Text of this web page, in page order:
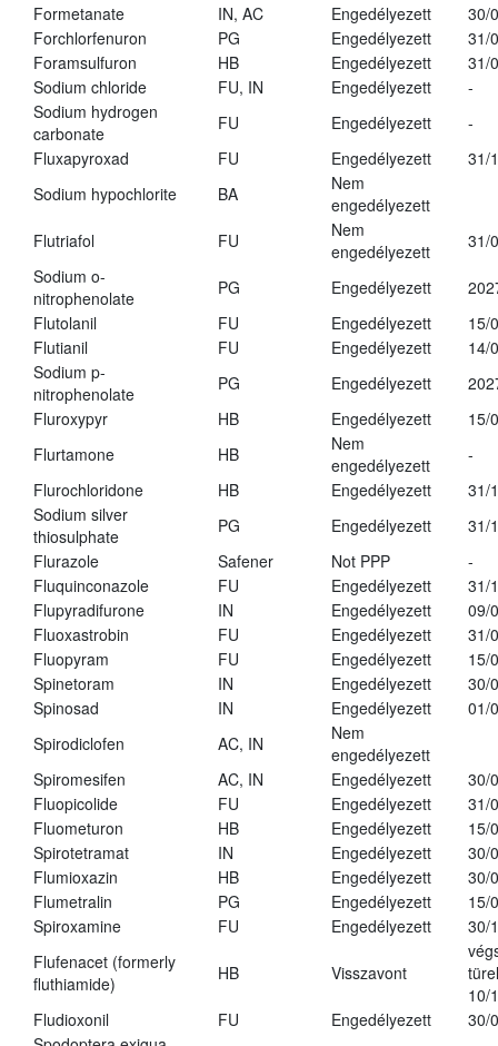
Formetanate
IN, AC Engedélyezett
30/
Forchlorfenuron
PG Engedélyezett
31/
Foramsulfuron
HB Engedélyezett
31/
Sodium chloride
FU, IN Engedélyezett
-
Sodium hydrogen
carbonate
FU Engedélyezett
-
Fluxapyroxad
FU Engedélyezett
31/
Sodium hypochlorite
BA
Nem
engedélyezett
Flutriafol
FU
Nem
engedélyezett
31/
Sodium o-
nitrophenolate
PG Engedélyezett
Flutolanil
FU Engedélyezett
15/
Flutianil
FU Engedélyezett
14/
Sodium p-
nitrophenolate
PG Engedélyezett
Fluroxypyr
HB Engedélyezett
15/
Flurtamone
HB
Nem
engedélyezett
-
Flurochloridone
HB Engedélyezett
31/
Sodium silver
thiosulphate
PG Engedélyezett
31/
Flurazole
Safener Not PPP
-
Fluquinconazole
FU Engedélyezett
31/
Flupyradifurone
IN Engedélyezett
09/
Fluoxastrobin
FU Engedélyezett
31/
Fluopyram
FU Engedélyezett
15/
Spinetoram
IN Engedélyezett
30/
Spinosad
IN Engedélyezett
01/
Spirodiclofen
AC, IN
Nem
engedélyezett
Spiromesifen
AC, IN Engedélyezett
30/
Fluopicolide
FU Engedélyezett
31/
Fluometuron
HB Engedélyezett
15/
Spirotetramat
IN Engedélyezett
30/
Flumioxazin
HB Engedélyezett
30/
Flumetralin
PG Engedélyezett
15/
Spiroxamine
FU Engedélyezett
30/
Flufenacet (formerly
fluthiamide)
HB Visszavont
10/
Fludioxonil
FU Engedélyezett
30/